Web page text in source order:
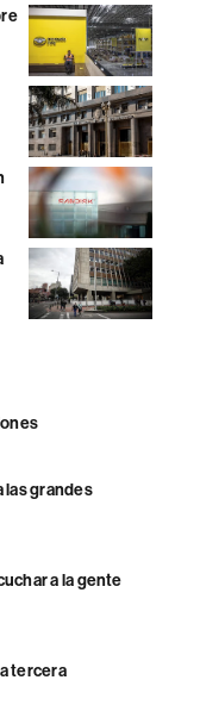
las grandes
a la gente
tercera